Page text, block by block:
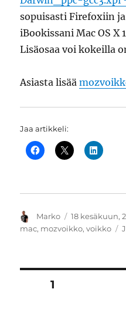
sopuisasti Firefoxiin
iBookissani Mac OS X
Lisäosaa voi kokeilla
Asiasta lisää
Jaa artikkeli:
Kirjoittaja
Marko Julkaistu
18 kesäkuun,
mac, mozvoikko,voikko
Artikkelien
SIVU1